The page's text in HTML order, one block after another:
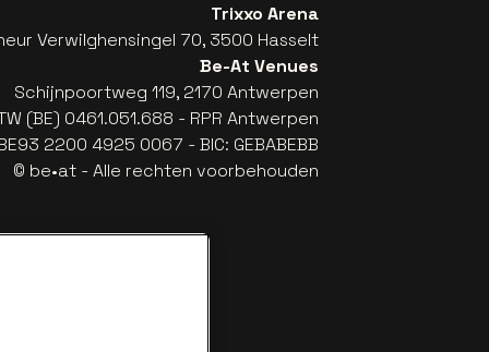
Trixxo Arena
Verwilghensingel 70, 3500 Hasselt
Be-At Venues
Schijnpoortweg 119, 2170 Antwerpen
(BE) 0461.051.688 - RPR Antwerpen
2200 4925 0067 - BIC: GEBABEBB
© be•at - Alle rechten voorbehouden